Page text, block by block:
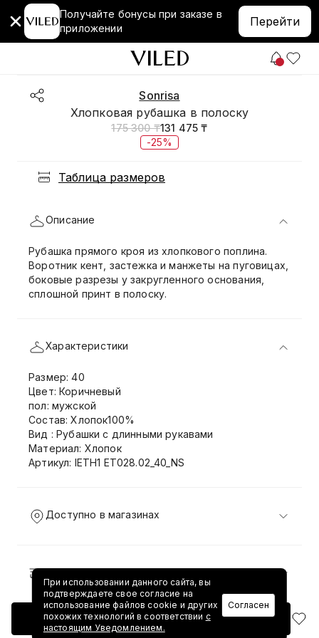
Получайте бонусы при заказе в
приложении
Перейти
Sonrisa
Хлопковая рубашка в полоску
175 300 ₸131 475 ₸
-25%
Таблица размеров
Добавить в корзину
Описание
Рубашка прямого кроя из хлопкового поплина.
Воротник кент, застежка и манжеты на пуговицах,
боковые разрезы у закругленного основания,
сплошной принт в полоску.
Характеристики
Размер: 40
Цвет: Коричневый
пол: мужской
Состав: Хлопок100%
Вид : Рубашки с длинными рукавами
Материал: Хлопок
Артикул: IETH1 ET028.02_40_NS
Доступно в магазинах
Доставка и возврат
При использовании данного сайта, вы
подтверждаете свое согласие на
использование файлов cookie и других
похожих технологий в соответствии с
настоящим Уведомлением.
Согласен